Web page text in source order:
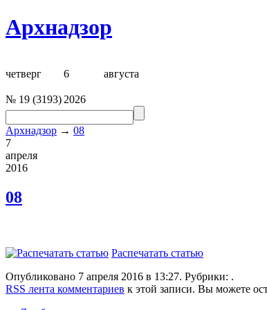
Архнадзор
четверг 6 августа
№ 19 (3193) 2026
Архнадзор → 08
7
апреля
2016
08
Распечатать статью
Опубликовано 7 апреля 2016 в 13:27. Рубрики: .
RSS лента комментариев к этой записи. Вы можете